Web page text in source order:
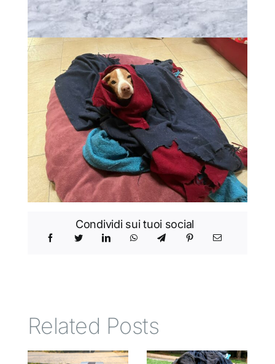
Condividi sui tuoi social
Related Posts